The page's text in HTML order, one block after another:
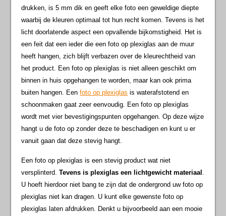
drukken, is 5 mm dik en geeft elke foto een geweldige diepte
waarbij de kleuren optimaal tot hun recht komen. Tevens is het
licht doorlatende aspect een opvallende bijkomstigheid. Het is
een feit dat een ieder die een foto op plexiglas aan de muur
heeft hangen, zich blijft verbazen over de kleurechtheid van
het product. Een foto op plexiglas is niet alleen geschikt om
binnen in huis opgehangen te worden, maar kan ook prima
buiten hangen. Eenfoto op plexiglas is waterafstotend en
schoonmaken gaat zeer eenvoudig. Een foto op plexiglas
wordt met vier bevestigingspunten opgehangen. Op deze wijze
hangt u de foto op zonder deze te beschadigen en kunt u er
vanuit gaan dat deze stevig hangt.
Een foto op plexiglas is een stevig product wat niet
versplinterd.Tevens is plexiglas een lichtgewicht materiaal
U hoeft hierdoor niet bang te zijn dat de ondergrond uw foto op
plexiglas niet kan dragen. U kunt elke gewenste foto op
plexiglas laten afdrukken. Denkt u bijvoorbeeld aan een mooie